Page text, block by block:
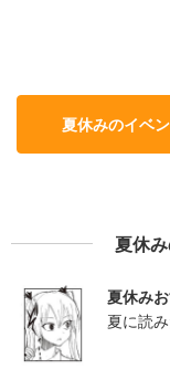
夏休みのイベ
夏休
夏休み
夏に読